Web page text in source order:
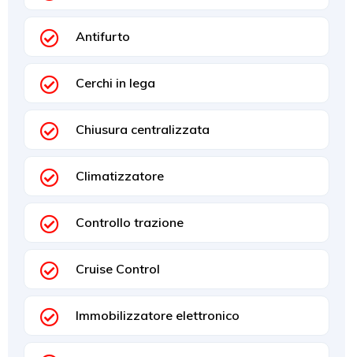
Antifurto
Cerchi in lega
Chiusura centralizzata
Climatizzatore
Controllo trazione
Cruise Control
Immobilizzatore elettronico